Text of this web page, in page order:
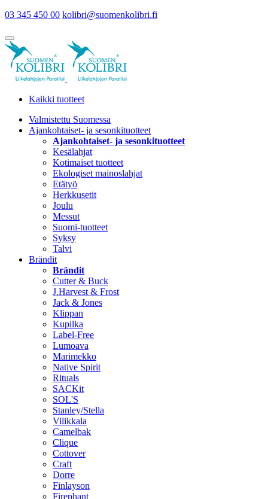
03 345 450 00 kolibri@suomenkolibri.fi
Kaikki tuotteet
Valmistettu Suomessa
Ajankohtaiset- ja sesonkituotteet
Ajankohtaiset- ja sesonkituotteet
Kesälahjat
Kotimaiset tuotteet
Ekologiset mainoslahjat
Etätyö
Herkkusetit
Joulu
Messut
Suomi-tuotteet
Syksy
Talvi
Brändit
Brändit
Cutter & Buck
J.Harvest & Frost
Jack & Jones
Klippan
Kupilka
Label-Free
Lumoava
Marimekko
Native Spirit
Rituals
SACKit
SOL'S
Stanley/Stella
Vilikkala
Camelbak
Clique
Cottover
Craft
Dorre
Finlayson
Firephant